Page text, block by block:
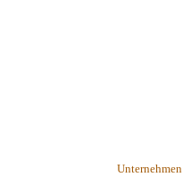
Unternehmen